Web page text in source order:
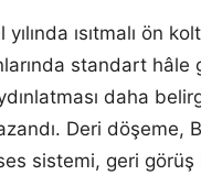
ısıtmalı ön
standart hâle
daha
Deri döşeme,
sistemi, geri görüş